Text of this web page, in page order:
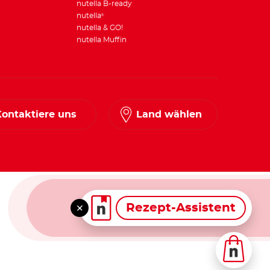
Rezept-Assistent
nutella B-ready
nutella®
nutella & GO!
nutella Muffin
uns Land wählen